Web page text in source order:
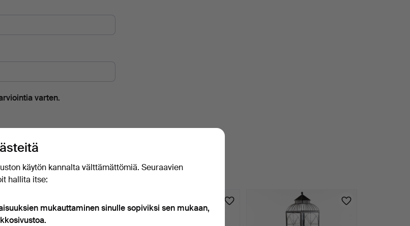
varten.
käytön kannalta välttämättömiä. Seuraavien
hallita itse:
mukauttaminen sinulle sopiviksi sen mukaan,